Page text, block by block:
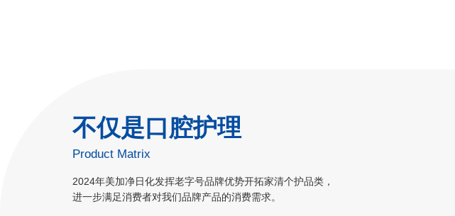
不仅是口腔护理
Product Matrix
2024年美加净日化发挥老字号品牌优势开拓家清个护品类，
进一步满足消费者对我们品牌产品的消费需求。